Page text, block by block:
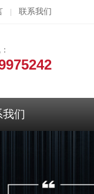
联系我们
们